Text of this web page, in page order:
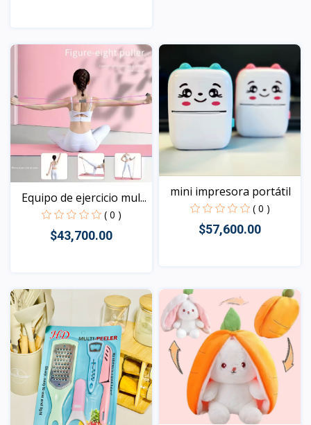
Vista
Equipo de ejercicio mul...
( 0 )
$43,700.00
Vista
mini impresora portátil
( 0 )
$57,600.00